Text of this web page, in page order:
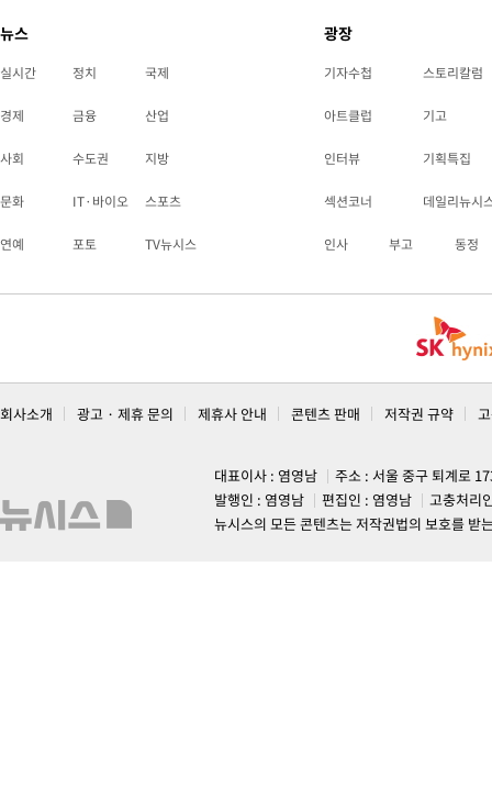
뉴스
실시간 정치 국제
경제 금융 산업
사회 수도권 지방
문화 IT·바이오 스포츠
연예 포토 TV뉴시스
광장
기자수첩 스토리칼럼
아트클럽 기고
인터뷰 기획특집
섹션코너 데일리뉴시
인사 부고 동정
회사소개 광고 · 제휴 문의 제휴사 안내 콘텐츠 판매 저작권 규약
대표이사 : 염영남
주소 : 서울 중구 퇴계로
발행인 : 염영남
편집인 : 염영남
고충처리
뉴시스의 모든 콘텐츠는 저작권법의 보호를